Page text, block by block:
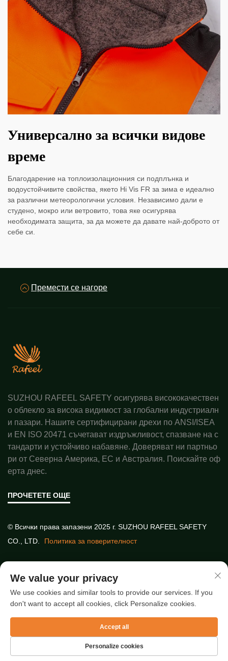
Универсално за всички видове
време
Благодарение на топлоизолационния си подплънка и
водоустойчивите свойства, якето Hi Vis FR за зима е идеално
за различни метеорологични условия. Независимо дали е
студено, мокро или ветровито, това яке осигурява
необходимата защита, за да можете да давате най-доброто от
себе си.
Премести се нагоре
SUZHOU RAFEEL SAFETY осигурява висококачествен
о облекло за висока видимост за глобални индустриалн
и пазари. Нашите сертифицирани дрехи по ANSI/ISEA
и EN ISO 20471 съчетават издръжливост, спазване на с
тандарти и устойчиво набавяне. Доверяват ни партньо
ри от Северна Америка, ЕС и Австралия. Поискайте оф
ерта днес.
ПРОЧЕТЕТЕ ОЩЕ
© Всички права запазени 2025 г. SUZHOU RAFEEL SAFETY
CO., LTD.
Политика за поверителност
Най-нови статии
We value your privacy
We use cookies and similar tools to provide our services. If you
don't want to accept all cookies, click Personalize cookies.
Personalize cookies
Accept all